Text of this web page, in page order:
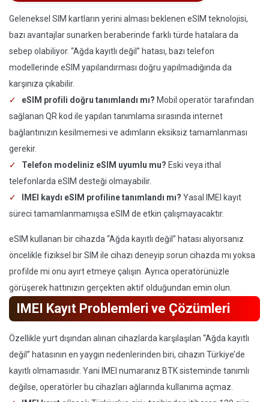
Geleneksel SIM kartların yerini alması beklenen eSIM teknolojisi,
bazı avantajlar sunarken beraberinde farklı türde hatalara da
sebep olabiliyor. “Ağda kayıtlı değil” hatası, bazı telefon
modellerinde eSIM yapılandırması doğru yapılmadığında da
karşınıza çıkabilir.
eSIM profili doğru tanımlandı mı? Mobil operatör tarafından
sağlanan QR kod ile yapılan tanımlama sırasında internet
bağlantınızın kesilmemesi ve adımların eksiksiz tamamlanması
gerekir.
Telefon modeliniz eSIM uyumlu mu? Eski veya ithal
telefonlarda eSIM desteği olmayabilir.
IMEI kaydı eSIM profiline tanımlandı mı? Yasal IMEI kayıt
süreci tamamlanmamışsa eSIM de etkin çalışmayacaktır.
eSIM kullanan bir cihazda “Ağda kayıtlı değil” hatası alıyorsanız
öncelikle fiziksel bir SIM ile cihazı deneyip sorun cihazda mı yoksa
profilde mi onu ayırt etmeye çalışın. Ayrıca operatörünüzle
görüşerek hattınızın gerçekten aktif olduğundan emin olun.
IMEI Kayıt Problemleri ve Çözümleri
Özellikle yurt dışından alınan cihazlarda karşılaşılan “Ağda kayıtlı
değil” hatasının en yaygın nedenlerinden biri, cihazın Türkiye’de
kayıtlı olmamasıdır. Yani IMEI numaranız BTK sisteminde tanımlı
değilse, operatörler bu cihazları ağlarında kullanıma açmaz.